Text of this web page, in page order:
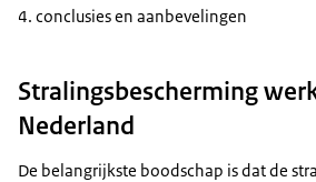
conclusies en aanbevelingen
Stralingsbescherming
Nederland
De belangrijkste boodschap is dat de